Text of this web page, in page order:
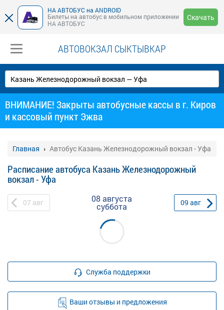
НА АВТОБУС на ANDROID
Билеты на автобус в мобильном приложении
НА АВТОБУС
Скачать
АВТОВОКЗАЛ СЫКТЫВКАР
ВНИМАНИЕ! Закрыты автобусные кассы в г. Киров
и кассовый пункт Эжва
Главная Автобус Казань Железнодорожный вокзал - Уфа
Расписание автобуса Казань Железнодорожный
вокзал - Уфа
07 авг 08 августа
суббота 09 авг
Служба поддержки
Ваши отзывы и предложения